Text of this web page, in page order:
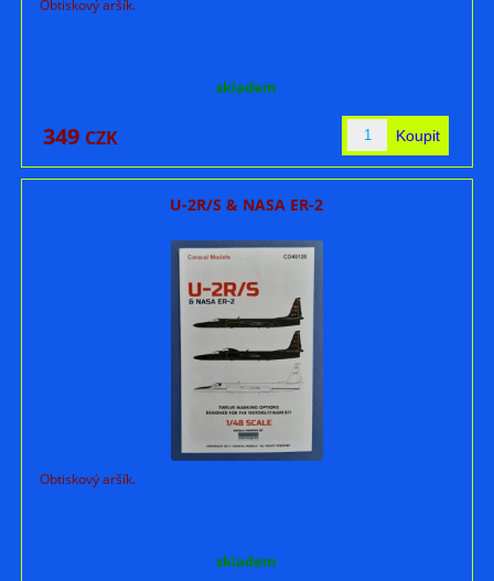
Obtiskový aršík.
skladem
349 CZK
U-2R/S & NASA ER-2
Obtiskový aršík.
skladem